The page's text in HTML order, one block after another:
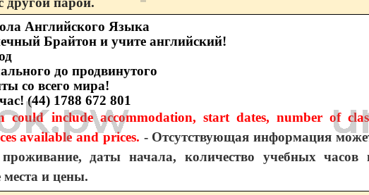
Английского Языка
Брайтон и учите английский!
до продвинутого
со всего мира!
(44) 1788 672 801
could include accommodation, start dates, number of
available and prices. - Отсутствующая информация
даты начала, количество учебных часов
и цены.